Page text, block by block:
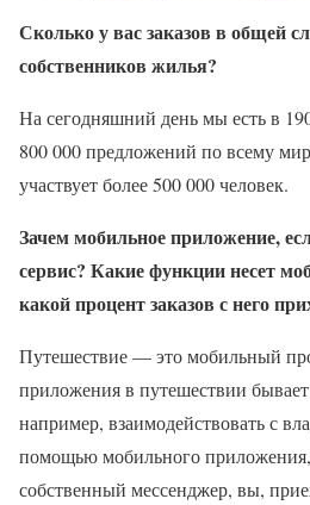
Сколько у вас заказов в общей
собственников жилья?
На сегодняшний день мы есть в
800 000 предложений по всему
участвует более 500 000 человек.
Зачем мобильное приложение,
сервис? Какие функции несет
какой процент заказов с него
Путешествие — это мобильный
приложения в путешествии
например, взаимодействовать с
помощью мобильного
собственный мессенджер, вы,